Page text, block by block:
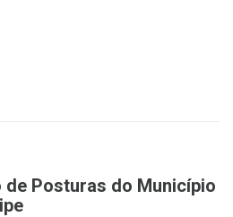
Posturas do Município